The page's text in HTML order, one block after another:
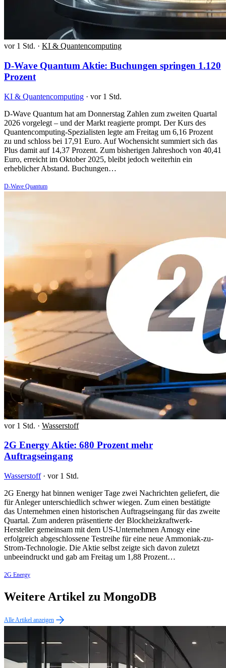
vor 1 Std. · KI & Quantencomputing
D-Wave Quantum Aktie: Buchungen springen 1.120
Prozent
KI & Quantencomputing · vor 1 Std.
D-Wave Quantum hat am Donnerstag Zahlen zum zweiten Quartal
2026 vorgelegt – und der Markt reagierte prompt. Der Kurs des
Quantencomputing-Spezialisten legte am Freitag um 6,16 Prozent
zu und schloss bei 17,91 Euro. Auf Wochensicht summiert sich das
Plus damit auf 14,37 Prozent. Zum bisherigen Jahreshoch von 40,41
Euro, erreicht im Oktober 2025, bleibt jedoch weiterhin ein
erheblicher Abstand. Buchungen…
D-Wave Quantum
vor 1 Std. · Wasserstoff
2G Energy Aktie: 680 Prozent mehr
Auftragseingang
Wasserstoff · vor 1 Std.
2G Energy hat binnen weniger Tage zwei Nachrichten geliefert, die
für Anleger unterschiedlich schwer wiegen. Zum einen bestätigte
das Unternehmen einen historischen Auftragseingang für das zweite
Quartal. Zum anderen präsentierte der Blockheizkraftwerk-
Hersteller gemeinsam mit dem US-Unternehmen Amogy eine
erfolgreich abgeschlossene Testreihe für eine neue Ammoniak-zu-
Strom-Technologie. Die Aktie selbst zeigte sich davon zuletzt
unbeeindruckt und gab am Freitag um 1,88 Prozent…
2G Energy
Weitere Artikel zu MongoDB
Alle Artikel anzeigen